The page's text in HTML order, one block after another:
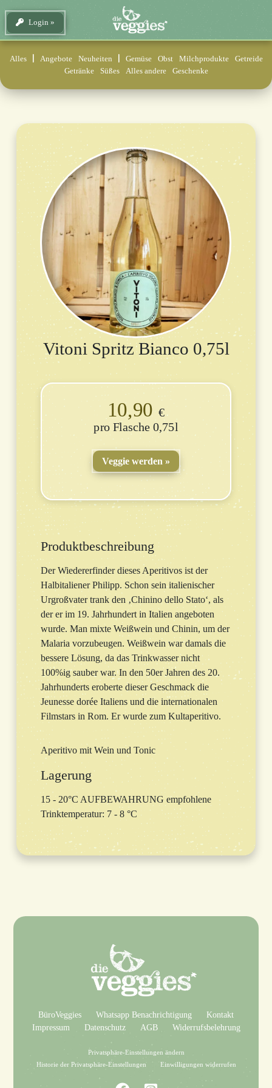
Login
Alles Angebote Neuheiten Gemüse Obst Milchprodukte
Getreide
Getränke
Süßes Alles andere Geschenke
Vitoni Spritz Bianco 0,75l
10,90 €
Flasche 0,75l
Veggie werden
Produktbeschreibung
Der Wiedererfinder dieses Aperitivos ist der
Halbitaliener Philipp. Schon sein italienischer
Urgroßvater trank den ‚Chinino dello Stato‘, als
der er im 19. Jahrhundert in Italien angeboten
wurde. Man mixte Weißwein und Chinin, um der
Malaria vorzubeugen. Weißwein war damals die
bessere Lösung, da das Trinkwasser nicht
100%ig sauber war. In den 50er Jahren des 20.
Jahrhunderts eroberte dieser Geschmack die
Jeunesse dorée Italiens und die internationalen
Filmstars in Rom. Er wurde zum Kultaperitivo.
Aperitivo mit Wein und Tonic
Lagerung
15 - 20°C AUFBEWAHRUNG empfohlene
Trinktemperatur: 7 - 8 °C
BüroVeggies Whatsapp Benachrichtigung
Kontakt
Impressum
Datenschutz AGB Widerrufsbelehrung
Privatsphäre-Einstellungen ändern
Historie der Privatsphäre-Einstellungen
Einwilligungen widerrufen